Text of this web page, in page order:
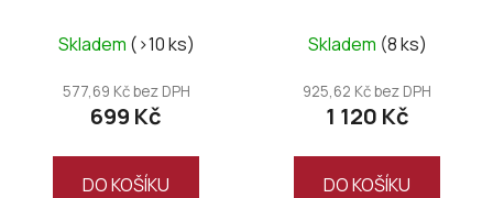
Skladem (>10 ks)
577,69 Kč bez DPH
699 Kč
DO KOŠÍKU
2022
Skladem (8 ks)
925,62 Kč bez DPH
1 120 Kč
DO KOŠÍKU